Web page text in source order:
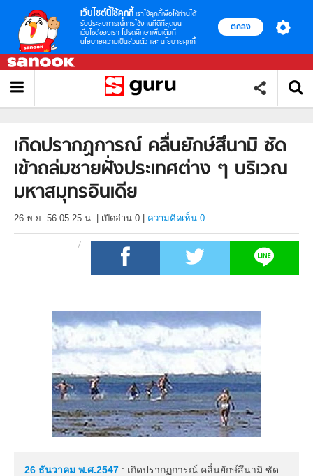
เว็บไซต์นี้ใช้คุกกี้ เราใช้คุกกี้เพื่อให้ท่านได้
รับประสบการณ์การใช้งานที่ดีที่สุดบน
เว็บไซต์ของเรา โปรดศึกษาเพิ่มเติมที่
นโยบายความเป็นส่วนตัว และ นโยบายคุกกี้
ตกลง
เกิดปรากฏการณ์ คลื่นยักษ์สึนามิ ซัด
เข้าถล่มชายฝั่งประเทศต่าง ๆ บริเวณ
มหาสมุทรอินเดีย
26 พ.ย. 56 05.25 น. เปิดอ่าน 0 ความคิดเห็น 0
26 ธันวาคม พ.ศ.2547 : เกิดปรากฏการณ์ คลื่นยักษ์สึนามิ ซัด